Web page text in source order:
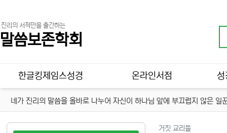
진리의 서적만을 출간하는
말씀보존학회
메인 메뉴
한글킹제임스성경 온라인서점 성
네가 진리의 말씀을 올바로 나누어 자신이 하나님 앞에 부끄럽지 않은
거짓 교리들분류